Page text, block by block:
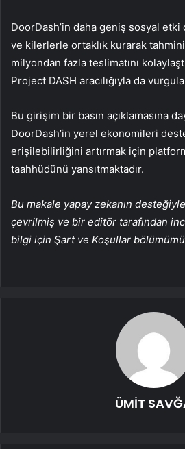
DoorDash’in daha geniş sosyal etki
ve kilerlerle ortaklık kurarak
milyondan fazla teslimatını
Project DASH aracılığıyla da
Bu girişim bir basın açıklamasına
DoorDash’in yerel ekonomileri
erişilebilirliğini artırmak için
taahhüdünü yansıtmaktadır.
Bu makale yapay zekanın
çevrilmiş ve bir editör tarafından
bilgi için Şart ve Koşullar
ÜMİT